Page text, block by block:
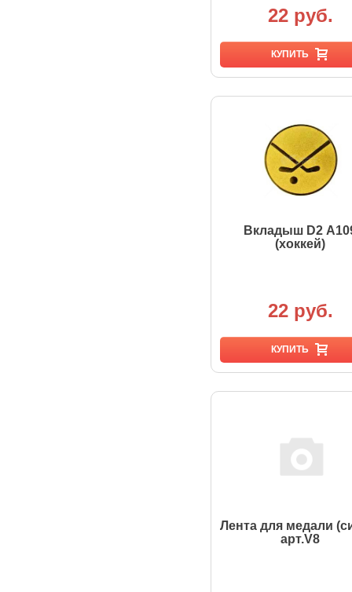
22 руб.
КУПИТЬ
Вкладыш D2
(хоккей)
22 руб.
КУПИТЬ
Лента для медали
арт.V8